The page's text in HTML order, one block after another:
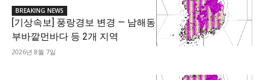
BREAKING NEWS
[기상속보] 풍랑경보 변경 — 남해동
부바깥먼바다 등 2개 지역
2026년 8월 7일